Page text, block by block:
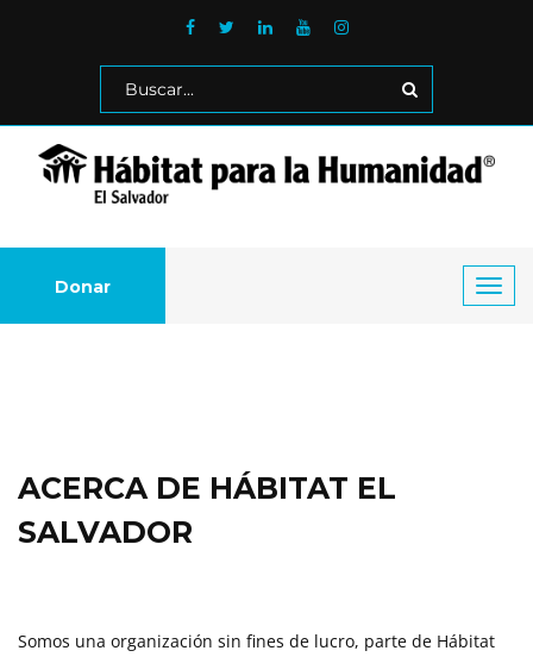
Donar
ACERCA DE HÁBITAT EL
SALVADOR
Somos una organización sin fines de lucro, parte de Hábitat